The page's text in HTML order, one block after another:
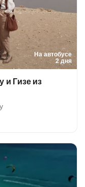
На автобусе
2 дня
и Гизе из